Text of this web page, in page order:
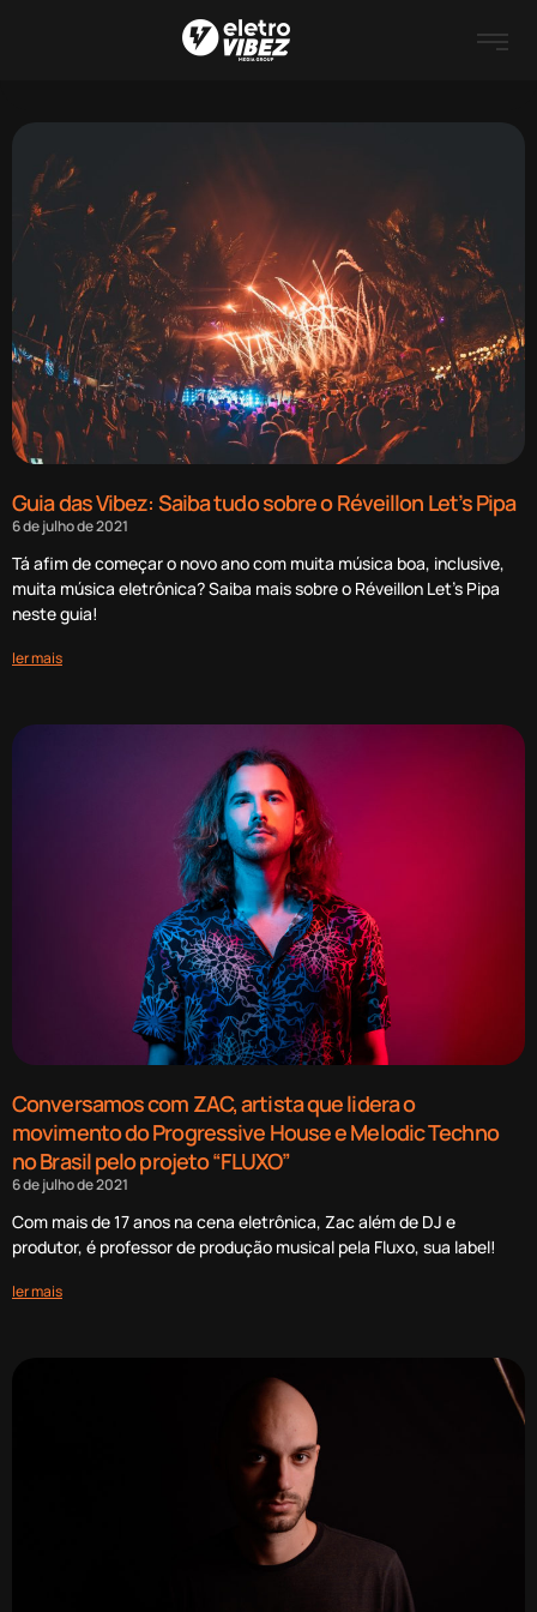
Guia das Vibez: Saiba tudo sobre o Réveillon Let’s Pipa
6 de julho de 2021
Tá afim de começar o novo ano com muita música boa, inclusive,
muita música eletrônica? Saiba mais sobre o Réveillon Let’s Pipa
neste guia!
ler mais
Conversamos com ZAC, artista que lidera o
movimento do Progressive House e Melodic Techno
no Brasil pelo projeto “FLUXO”
6 de julho de 2021
Com mais de 17 anos na cena eletrônica, Zac além de DJ e
produtor, é professor de produção musical pela Fluxo, sua label!
ler mais